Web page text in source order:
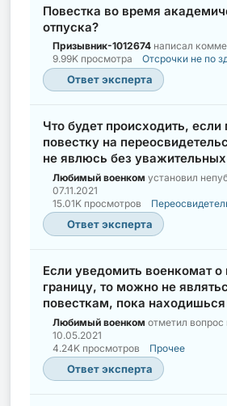
Повестка во время
отпуска?
Призывник-1012674 написал
9.99K просмотра
Отсрочки не по
Ответ эксперта
Что будет происходить, если
повестку на
не явлюсь без
Любимый военком установил
07.11.2021
15.01K просмотров
Ответ эксперта
Если уведомить военкомат о
границу, то можно не
повесткам, пока находишься
Любимый военком отметил
10.05.2021
4.24K просмотров
Прочее
Ответ эксперта